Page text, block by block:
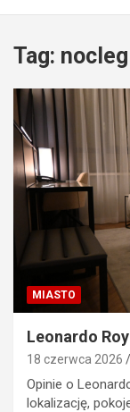
Tag:
MIASTO
Leonardo
18 czerwca 2026
Opinie o
lokalizację,